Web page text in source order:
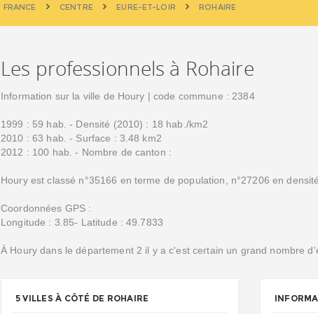
FRANCE CENTRE EURE-ET-LOIR ROHAIRE
Les professionnels à Rohaire
Information sur la ville de Houry | code commune : 2384
1999 : 59 hab. - Densité (2010) : 18 hab./km2
2010 : 63 hab. - Surface : 3.48 km2
2012 : 100 hab. - Nombre de canton :
Houry est classé n°35166 en terme de population, n°27206 en
Coordonnées GPS :
Longitude : 3.85- Latitude : 49.7833
À Houry dans le département 2 il y a c'est certain un grand nombre
5 VILLES À CÔTÉ DE ROHAIRE